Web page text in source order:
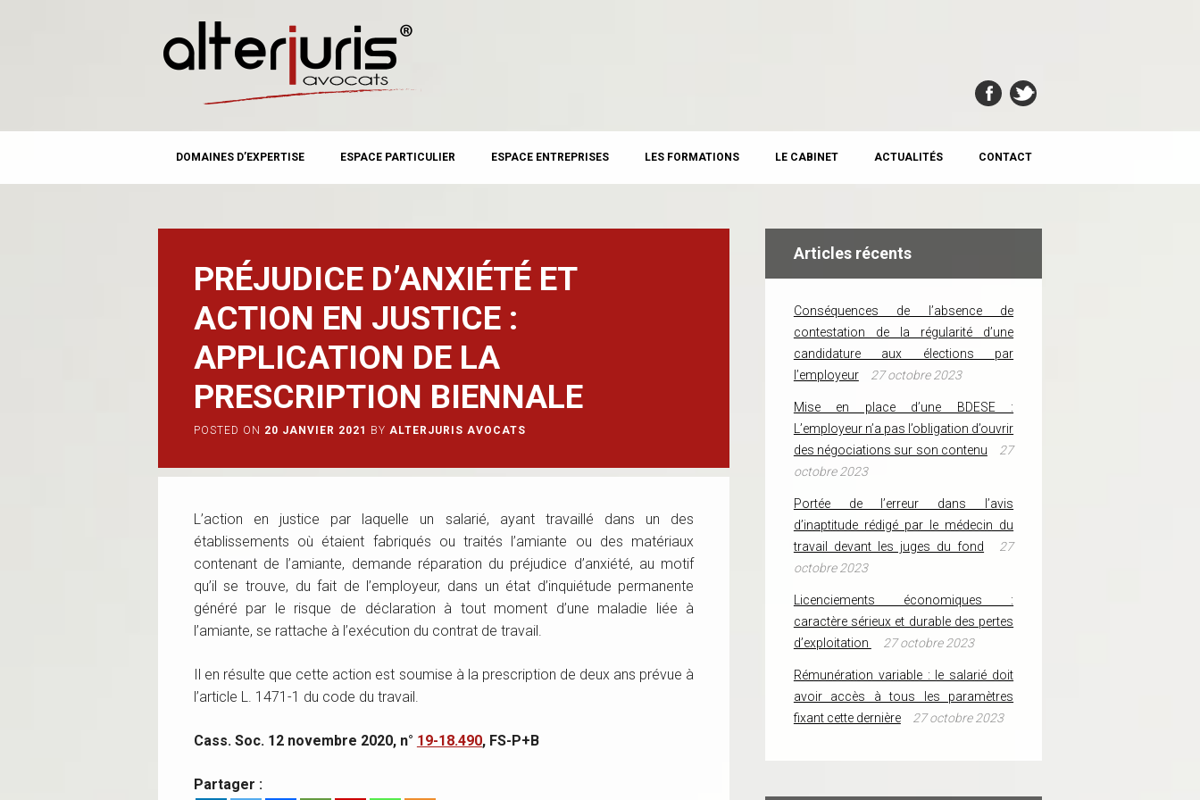
MAIN MENU
content
DOMAINES D’EXPERTISE ESPACE PARTICULIER ESPACE ENTREPRISES LES FORMATIONS LE CABINET ACTUALITÉS CONTACT
PRÉJUDICE D’ANXIÉTÉ ET
ACTION EN JUSTICE :
APPLICATION DE LA
PRESCRIPTION BIENNALE
POSTED ON 20 JANVIER 2021 BY ALTERJURIS AVOCATS
L’action en justice par laquelle un salarié, ayant travaillé dans un des
établissements où étaient fabriqués ou traités l’amiante ou des matériaux
contenant de l’amiante, demande réparation du préjudice d’anxiété, au motif
qu’il se trouve, du fait de l’employeur, dans un état d’inquiétude permanente
généré par le risque de déclaration à tout moment d’une maladie liée à
l’amiante, se rattache à l’exécution du contrat de travail.
Il en résulte que cette action est soumise à la prescription de deux ans prévue à
l’article L. 1471-1 du code du travail.
Cass. Soc. 12 novembre 2020, n° 19-18.490, FS-P+B
Partager :
Articles récents
Conséquences de l’absence de
contestation de la régularité d’une
candidature aux élections par
l’employeur
27 octobre 2023
Mise en place d’une BDESE :
L’employeur n’a pas l’obligation d’ouvrir
des négociations sur son contenu
27
octobre 2023
Portée de l’erreur dans l’avis
d’inaptitude rédigé par le médecin du
travail devant les juges du fond
27
octobre 2023
Licenciements économiques :
caractère sérieux et durable des pertes
d’exploitation
27 octobre 2023
Rémunération variable : le salarié doit
avoir accès à tous les paramètres
fixant cette dernière
27 octobre 2023